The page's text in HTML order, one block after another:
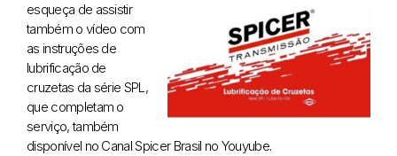
esqueça de assistir
também o vídeo com
as instruções de
lubrificação de
cruzetas da série SPL,
que completam o
serviço, também
disponível no Canal Spicer Brasil no Youyube.